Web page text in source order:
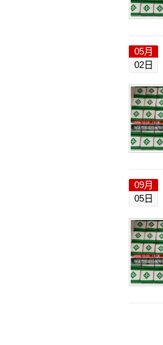
05月
02日
09月
05日